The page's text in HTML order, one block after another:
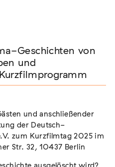
/ DER FADEN,
2026 Augsburg
Geschichten von
und
und anschließender
der Deutsch-
zum Kurzfilmtag 2025 im
Str. 32, 10437 Berlin